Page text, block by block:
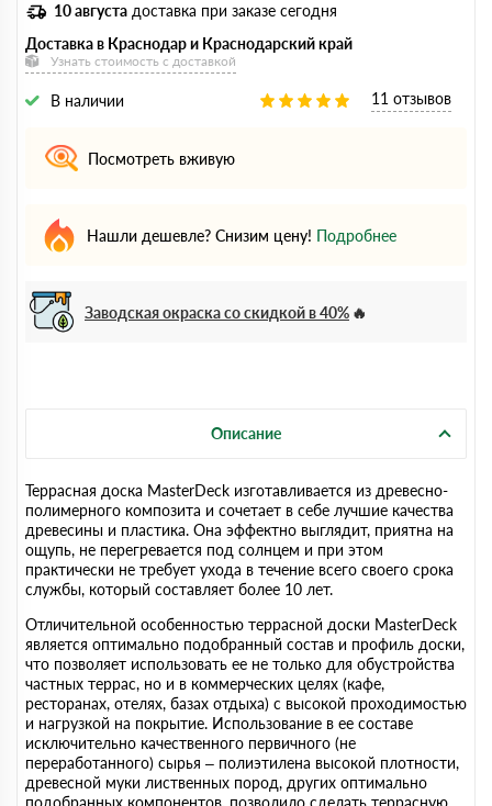
10 августа доставка при заказе сегодня
Доставка в Краснодар и Краснодарский край
Узнать стоимость с доставкой
В наличии 11 отзывов
Посмотреть вживую
Нашли дешевле? Снизим цену! Подробнее
Заводская окраска со скидкой в 40%
Описание
Террасная доска MasterDeck изготавливается из древесно-
полимерного композита и сочетает в себе лучшие качества
древесины и пластика. Она эффектно выглядит, приятна на
ощупь, не перегревается под солнцем и при этом
практически не требует ухода в течение всего своего срока
службы, который составляет более 10 лет.
Отличительной особенностью террасной доски MasterDeck
является оптимально подобранный состав и профиль доски,
что позволяет использовать ее не только для обустройства
частных террас, но и в коммерческих целях (кафе,
ресторанах, отелях, базах отдыха) с высокой проходимостью
и нагрузкой на покрытие. Использование в ее составе
исключительно качественного первичного (не
переработанного) сырья – полиэтилена высокой плотности,
древесной муки лиственных пород, других оптимально
подобранных компонентов, позволило сделать террасную